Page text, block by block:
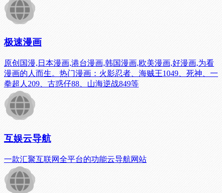
极速漫画
原创国漫,日本漫画,港台漫画,韩国漫画,欧美漫画,好漫画,为看
漫画的人而生。热门漫画：火影忍者、海贼王1049、死神、一
拳超人209、古惑仔88、山海逆战849等
互娱云导航
一款汇聚互联网全平台的功能云导航网站